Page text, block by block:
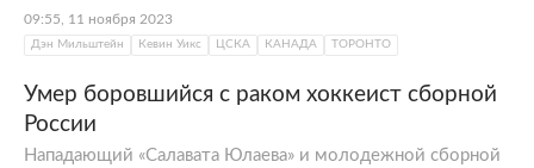
09:55, 11 ноября 2023
Дэн Мильштейн Кевин Уикс ЦСКА КАНАДА ТОРОНТО
Умер боровшийся с раком хоккеист сборной
России
Нападающий «Салавата Юлаева» и молодежной сборной